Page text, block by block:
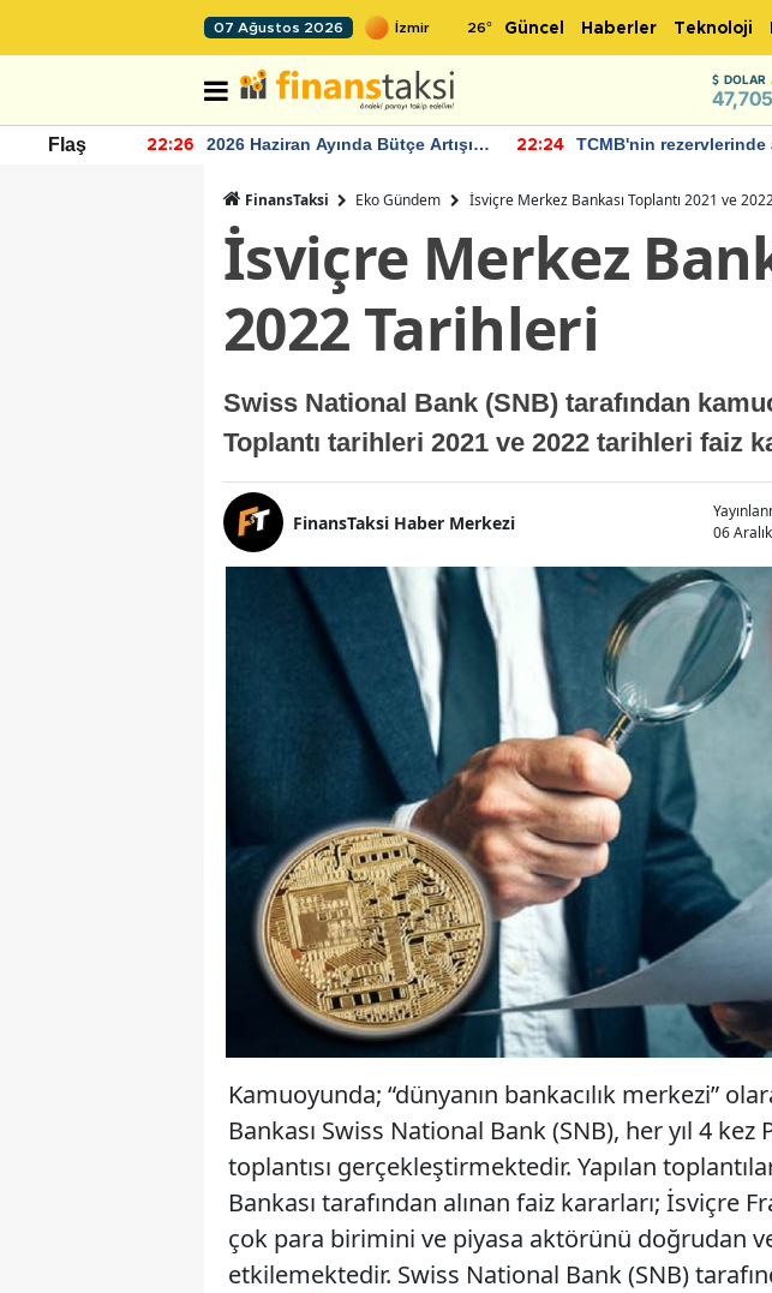
07 Ağustos 2026 26° Güncel Haberler Teknoloji
DOLAR
Flaş 22:26
2026 Haziran Ayında Bütçe Artışı
22:24
TCMB'nin rezervlerinde
FinansTaksi Eko Gündem İsviçre Merkez Bankası Toplantı 2021 ve
İsviçre Merkez
2022 Tarihleri
Swiss National Bank (SNB) tarafından
Toplantı tarihleri 2021 ve 2022 tarihleri faiz
FinansTaksi Haber Merkezi
06
Kamuoyunda; “dünyanın bankacılık merkezi”
Bankası Swiss National Bank (SNB), her yıl 4 kez
toplantısı gerçekleştirmektedir. Yapılan
Bankası tarafından alınan faiz kararları; İsviçre
çok para birimini ve piyasa aktörünü doğrudan
etkilemektedir. Swiss National Bank (SNB)